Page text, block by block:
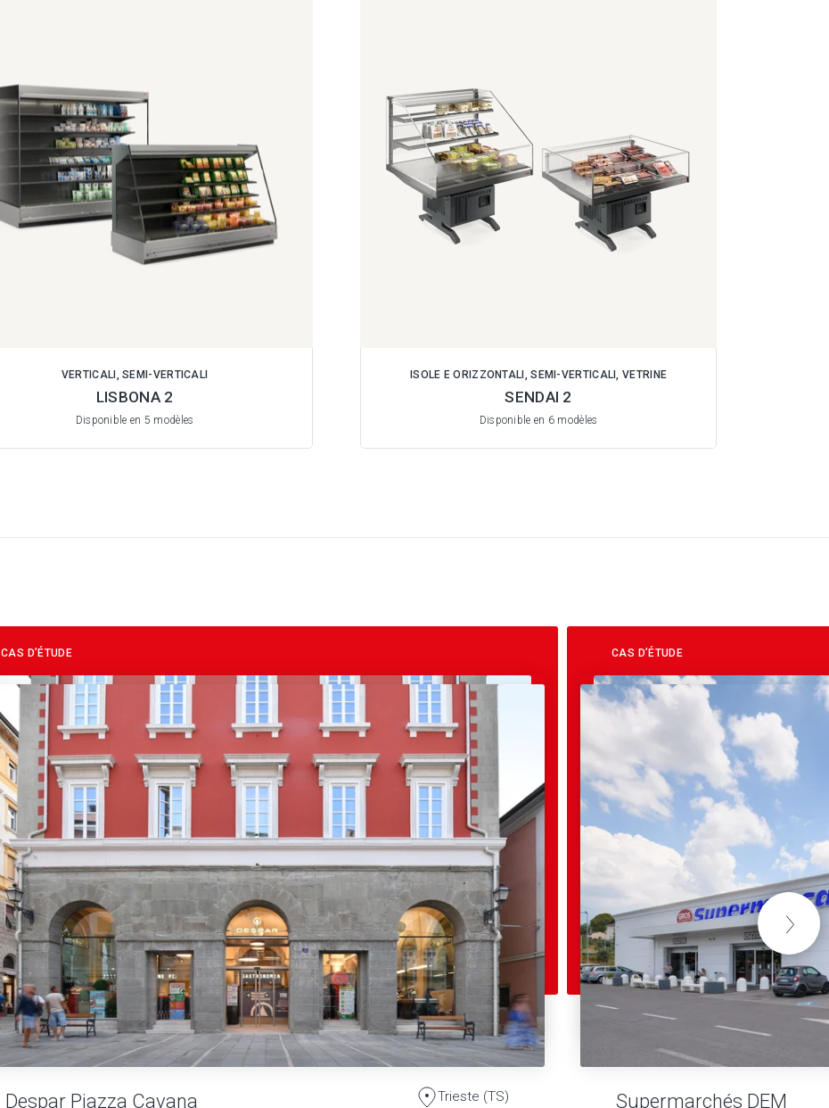
VERTICALI, SEMI-VERTICALI
LISBONA 2
Disponible en 5 modèles
ISOLE E ORIZZONTALI, SEMI-VERTICALI, VETRINE
SENDAI 2
Disponible en 6 modèles
CAS D’ÉTUDE
Despar Piazza Cavana Trieste (TS)
CAS D’ÉTUDE
Supermarchés DEM